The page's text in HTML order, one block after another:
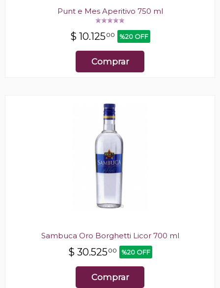
Punt e Mes Aperitivo 750 ml
$ 10.12500 %20 OFF
Comprar
Sambuca Oro Borghetti Licor 700 ml
$ 30.52500 %20 OFF
Comprar